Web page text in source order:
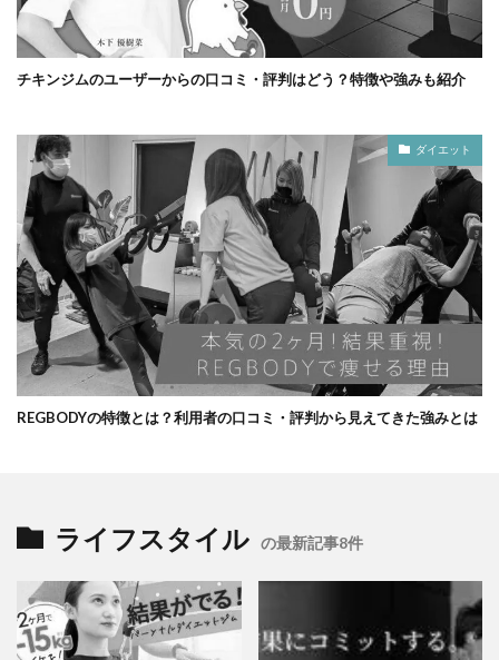
チキンジムのユーザーからの口コミ・評判はどう？特徴や強みも紹介
ダイエット
REGBODYの特徴とは？利用者の口コミ・評判から見えてきた強みとは
ライフスタイル の最新記事8件